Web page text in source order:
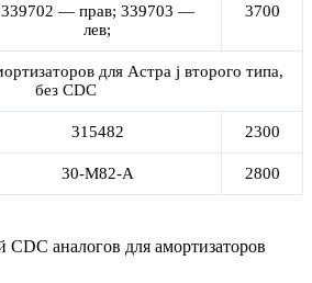
339702 — прав; 339703 —
лев;
3700
для Астра j второго типа,
без CDC
315482 2300
30-M82-A 2800
аналогов для амортизаторов